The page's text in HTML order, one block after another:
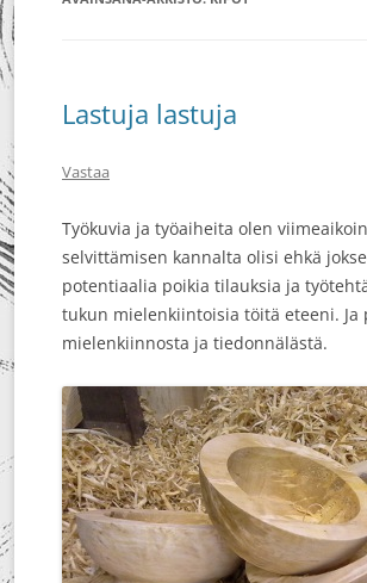
RE-DESIGN
Lastuja lastuja
Vastaa
Työkuvia ja työaiheita olen
selvittämisen kannalta olisi ehkä
potentiaalia poikia tilauksia ja
tukun mielenkiintoisia töitä eteeni.
mielenkiinnosta ja tiedonnälästä.